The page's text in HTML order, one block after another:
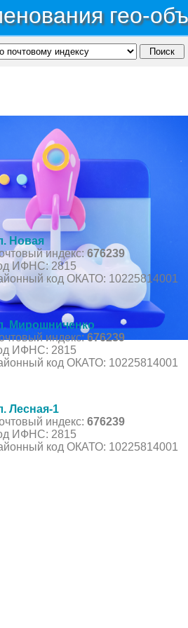
гео-
Поселок Верхнезейск
Новая
индекс: 676239
ИФНС: 2815
код ОКАТО: 10225814001
Мирошниченко
индекс:676239
ИФНС: 2815
код ОКАТО: 10225814001
Лесная-1
индекс: 676239
ИФНС: 2815
код ОКАТО: 10225814001